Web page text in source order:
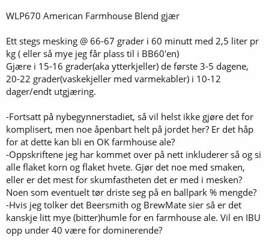
WLP670 American Farmhouse Blend gjær
Ett stegs mesking @ 66-67 grader i 60 minutt med 2,5 liter pr
kg ( eller så mye jeg får plass til i BB60'en)
Gjære i 15-16 grader(aka ytterkjeller) de første 3-5 dagene,
20-22 grader(vaskekjeller med varmekabler) i 10-12
dager/endt utgjæring.
-Fortsatt på nybegynnerstadiet, så vil helst ikke gjøre det for
komplisert, men noe åpenbart helt på jordet her? Er det håp
for at dette kan bli en OK farmhouse ale?
-Oppskriftene jeg har kommet over på nett inkluderer så og si
alle flaket korn og flaket hvete. Gjør det noe med smaken,
eller er det mest for skumfastheten det er med i mesken?
Noen som eventuelt tør driste seg på en ballpark % mengde?
-Hvis jeg tolker det Beersmith og BrewMate sier så er det
kanskje litt mye (bitter)humle for en farmhouse ale. Vil en IBU
opp under 40 være for dominerende?